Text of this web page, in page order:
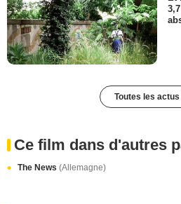
Toutes les actus
Ce film dans d'autres
The News (Allemagne)